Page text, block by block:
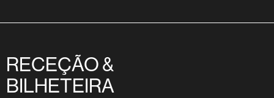
RECEÇÃO &
BILHETEIRA